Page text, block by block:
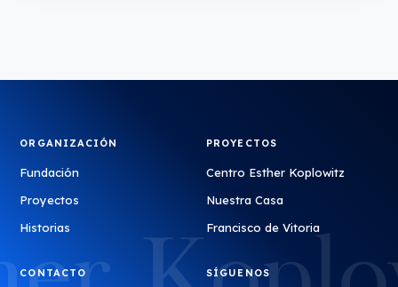
ORGANIZACIÓN
Fundación
Proyectos
Historias
PROYECTOS
Centro Esther Koplowitz
Nuestra Casa
Francisco de Vitoria
CONTACTO SÍGUENOS